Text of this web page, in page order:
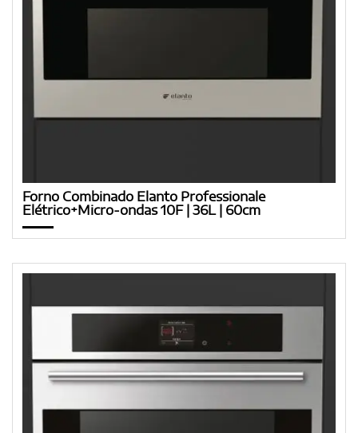
Forno Combinado Elanto Professionale
Elétrico+Micro-ondas 10F | 36L | 60cm